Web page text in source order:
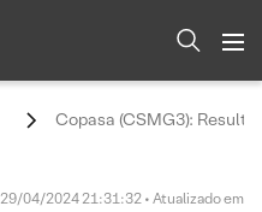
Copasa (CSMG3):
29/04/2024 21:31:32 • Atualizado em